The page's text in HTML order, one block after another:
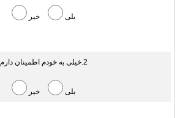
بلی خیر
2.خیلی به خودم اطمینان دارم .
بلی خیر